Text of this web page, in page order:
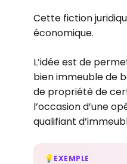
Cette fiction
économique.
L’idée est de
bien immeuble de
de propriété de
l’occasion d’une
qualifiant
💡 EXEMPLE